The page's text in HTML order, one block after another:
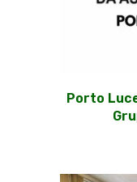
Porto